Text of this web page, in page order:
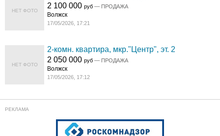
НЕТ ФОТО
2 100 000руб — ПРОДАЖА
Волжск
17/05/2026, 17:21
НЕТ ФОТО
2-комн. квартира, мкр."Центр", эт. 2
2 050 000руб — ПРОДАЖА
Волжск
17/05/2026, 17:12